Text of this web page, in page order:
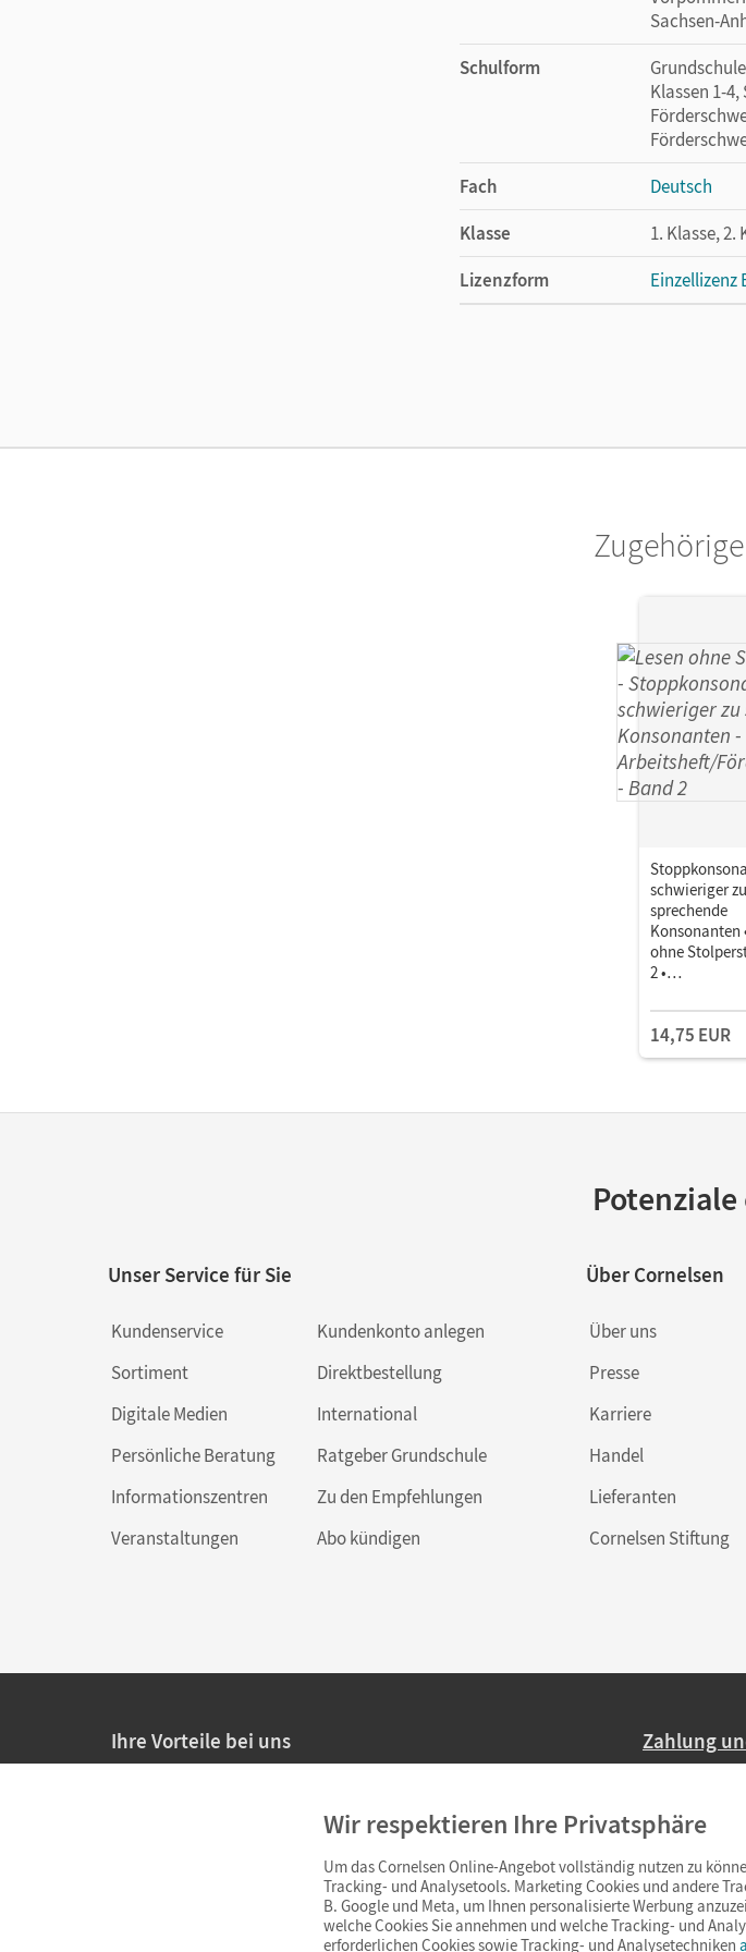
Sachsen-
Schulform
Klassen 1-
Fach
Deutsch
Klasse
1. Klasse, 2.
Lizenzform
Einzellizenz
schwieriger zu
sprechende
Konsonanten
ohne
2 •
ial
14,75 EUR
Unser Service für Sie
Kundenservice
Sortiment
Digitale Medien
Persönliche Beratung
Informationszentren
Veranstaltungen
Kundenkonto anlegen
Direktbestellung
International
Ratgeber Grundschule
Zu den Empfehlungen
Abo kündigen
Über Cornelsen
Über uns
Presse
Karriere
Handel
Lieferanten
Cornelsen Stiftung
Ihre Vorteile bei uns
Persönliche Angebote für Lehrkräfte
Sicheres Einkaufen mit SSL-Verschlüsselung
Widerrufsfristvon 4 Wochen
Zahlung
Ab 59,–
(Lieferung
Wir respektieren Ihre Privatsphäre
Um das Cornelsen Online-Angebot vollständig nutzen zu
Tracking- und Analysetools. Marketing Cookies und andere
B. Google und Meta, um Ihnen personalisierte Werbung
welche Cookies Sie annehmen und welche Tracking- und
erforderlichen Cookies sowie Tracking- und Analysetechniken